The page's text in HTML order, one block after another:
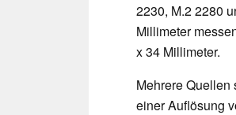
2230, M.2 2280
Millimeter
x 34 Millimeter.
Mehrere
einer Auflösung